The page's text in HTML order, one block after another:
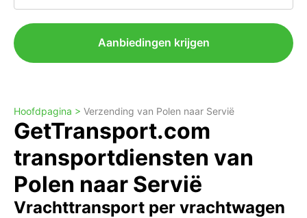
Aanbiedingen krijgen
Hoofdpagina > Verzending van Polen naar Servië
GetTransport.com
transportdiensten van
Polen naar Servië
Vrachttransport per vrachtwagen